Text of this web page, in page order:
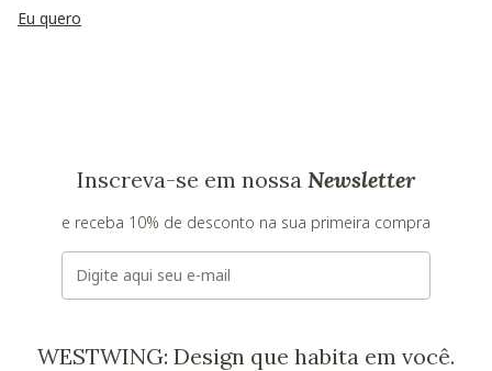
Eu quero
Inscreva-se em nossa Newsletter
e receba 10% de desconto na sua primeira compra
E-mail
WESTWING: Design que habita em você.